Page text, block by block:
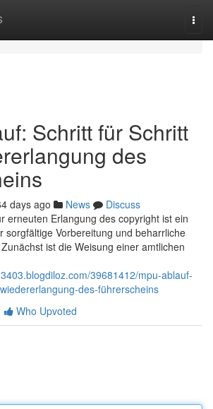
Schritt für Schritt
des
days ago News
Discuss
erneuten Erlangung des copyright ist ein
sorgfältige Vorbereitung und beharrliche
ist die Weisung einer amtlichen
39681412/mpu-ablauf-
des-führerscheins
Who Upvoted